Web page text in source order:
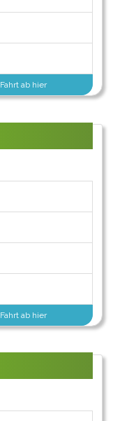
Fahrt ab hier
Fahrt ab hier